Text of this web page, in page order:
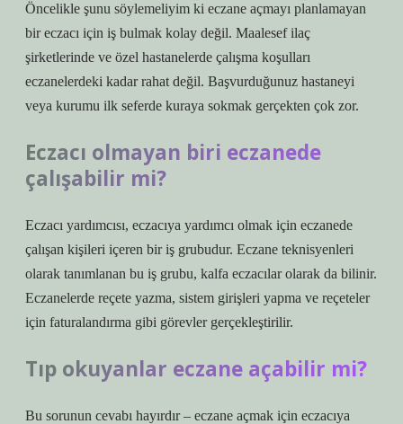
Öncelikle şunu söylemeliyim ki eczane açmayı planlamayan
bir eczacı için iş bulmak kolay değil. Maalesef ilaç
şirketlerinde ve özel hastanelerde çalışma koşulları
eczanelerdeki kadar rahat değil. Başvurduğunuz hastaneyi
veya kurumu ilk seferde kuraya sokmak gerçekten çok zor.
Eczacı olmayan biri eczanede
çalışabilir mi?
Eczacı yardımcısı, eczacıya yardımcı olmak için eczanede
çalışan kişileri içeren bir iş grubudur. Eczane teknisyenleri
olarak tanımlanan bu iş grubu, kalfa eczacılar olarak da bilinir.
Eczanelerde reçete yazma, sistem girişleri yapma ve reçeteler
için faturalandırma gibi görevler gerçekleştirilir.
Tıp okuyanlar eczane açabilir mi?
Bu sorunun cevabı hayırdır – eczane açmak için eczacıya